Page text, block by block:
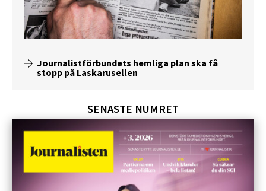
Journalistförbundets hemliga plan ska få
stopp på Laskarusellen
SENASTE NUMRET